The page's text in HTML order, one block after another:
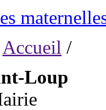
Accueil /
Loup